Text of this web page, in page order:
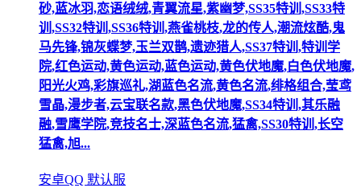
砂,蓝冰羽,恋语绒绒,青翼流星,紫幽梦,SS35特训,SS33特
训,SS32特训,SS36特训,燕雀桃枝,龙的传人,潮流炫酷,鬼
马先锋,锦灰蝶梦,玉兰双鹊,遗迹猎人,SS37特训,特训学
院,红色运动,黄色运动,蓝色运动,黄色伏地魔,白色伏地魔,
阳光火鸡,彩旗巡礼,湖蓝色名流,黄色名流,绯格组合,莹鸢
雪晶,漫步者,云宝联名款,黑色伏地魔,SS34特训,其乐融
融,雪鹰学院,竞技名士,深蓝色名流,猛禽,SS30特训,长空
猛禽,旭...
安卓QQ 默认服